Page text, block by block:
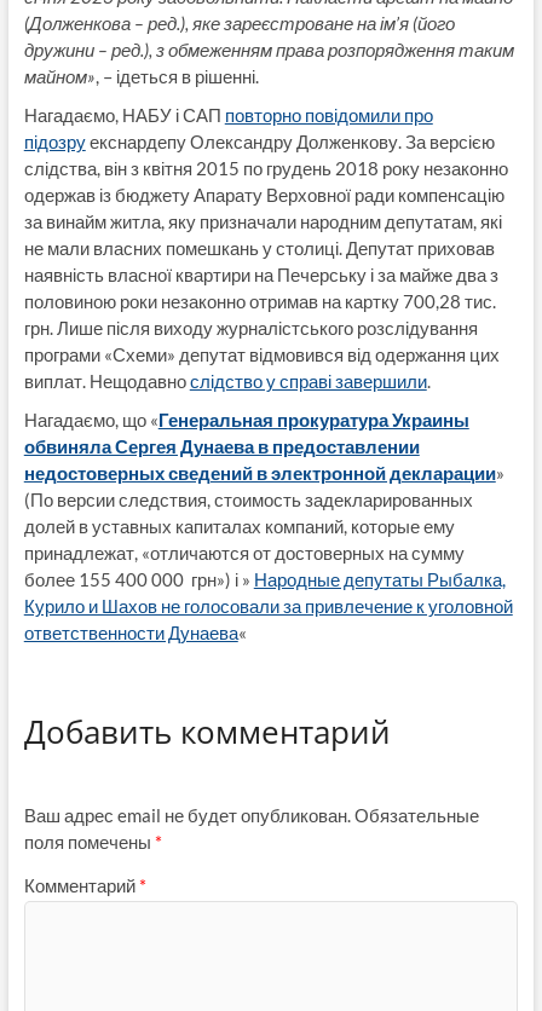
(Долженкова – ред.), яке зареєстроване на ім’я (його
дружини – ред.), з обмеженням права розпорядження таким
майном», – ідеться в рішенні.
Нагадаємо, НАБУ і САП повторно повідомили про
підозруекснардепу Олександру Долженкову. За версією
слідства, він з квітня 2015 по грудень 2018 року незаконно
одержав із бюджету Апарату Верховної ради компенсацію
за винайм житла, яку призначали народним депутатам, які
не мали власних помешкань у столиці. Депутат приховав
наявність власної квартири на Печерську і за майже два з
половиною роки незаконно отримав на картку 700,28 тис.
грн. Лише після виходу журналістського розслідування
програми «Схеми» депутат відмовився від одержання цих
виплат. Нещодавнослідство у справі завершили.
Нагадаємо, що «Генеральная прокуратура Украины
обвиняла Сергея Дунаева в предоставлении
недостоверных сведений в электронной декларации»
(По версии следствия, стоимость задекларированных
долей в уставных капиталах компаний, которые ему
принадлежат, «отличаются от достоверных на сумму
более 155 400 000 грн») і » Народные депутаты Рыбалка,
Курило и Шахов не голосовали за привлечение к уголовной
ответственности Дунаева«
Добавить комментарий
Ваш адрес email не будет опубликован.Обязательные
поля помечены *
Комментарий *